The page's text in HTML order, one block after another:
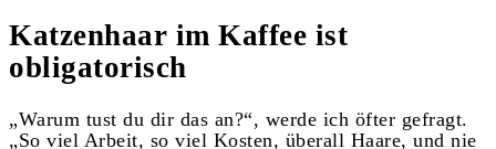
Katzenhaar im Kaffee ist
obligatorisch
„Warum tust du dir das an?“, werde ich öfter gefragt.
„So viel Arbeit, so viel Kosten, überall Haare, und nie